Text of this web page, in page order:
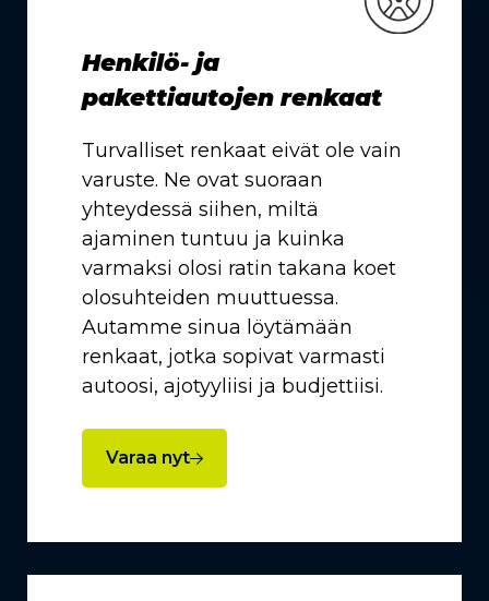
Henkilö- ja
pakettiautojen renkaat
Turvalliset renkaat eivät ole vain
varuste. Ne ovat suoraan
yhteydessä siihen, miltä
ajaminen tuntuu ja kuinka
varmaksi olosi ratin takana koet
olosuhteiden muuttuessa.
Autamme sinua löytämään
renkaat, jotka sopivat varmasti
autoosi, ajotyyliisi ja budjettiisi.
Varaa nyt